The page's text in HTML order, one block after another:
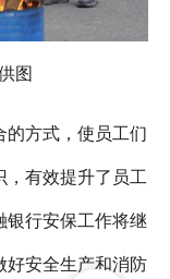
图
的方式，使员工们
，有效提升了员工
银行安保工作将继
好安全生产和消防